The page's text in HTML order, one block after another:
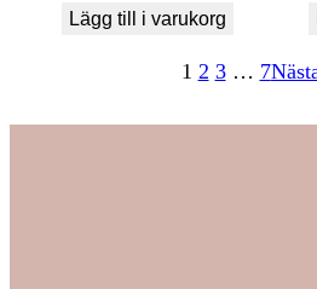
Lägg till i varukorg
1 2 3 … 7